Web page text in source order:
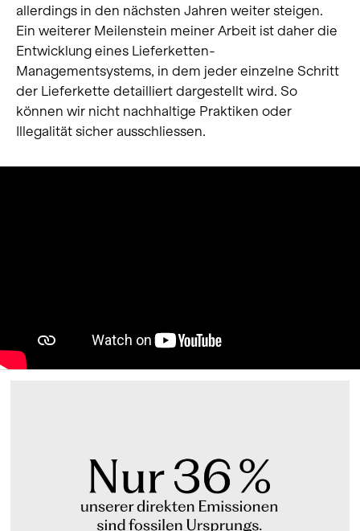
allerdings in den nächsten Jahren weiter steigen.
Ein weiterer Meilenstein meiner Arbeit ist daher die
Entwicklung eines Lieferketten-
Managementsystems, in dem jeder einzelne Schritt
der Lieferkette detailliert dargestellt wird. So
können wir nicht nachhaltige Praktiken oder
Illegalität sicher ausschliessen.